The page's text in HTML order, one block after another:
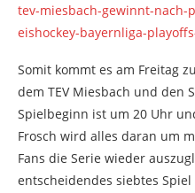
tev-miesbach-gewinnt-
eishockey-bayernliga-
Somit kommt es am Freitag
dem TEV Miesbach und den
Spielbeginn ist um 20 Uhr
Frosch wird alles daran um
Fans die Serie wieder
entscheidendes siebtes